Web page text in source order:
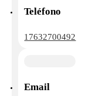
Teléfono
17632700492
Email